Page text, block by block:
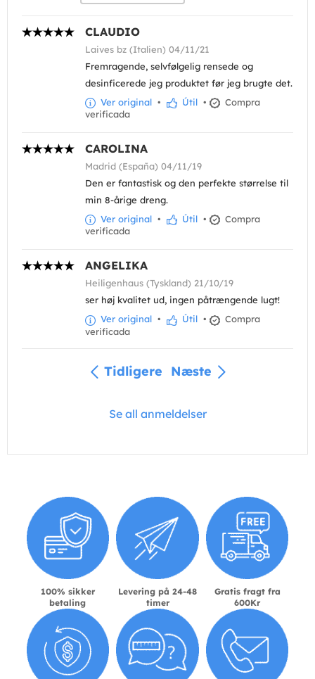
CLAUDIO
Laives bz (Italien) 04/11/21
Fremragende, selvfølgelig rensede og
desinficerede jeg produktet før jeg brugte det.
Ver original • Útil •
Compra
verificada
CAROLINA
Madrid (España) 04/11/19
Den er fantastisk og den perfekte størrelse til
min 8-årige dreng.
Ver original • Útil •
Compra
verificada
ANGELIKA
Heiligenhaus (Tyskland) 21/10/19
ser høj kvalitet ud, ingen påtrængende lugt!
Ver original • Útil •
Compra
verificada
Tidligere Næste
Se all anmeldelser
100% sikker
betaling
Levering på 24-48
timer
Gratis fragt fra
600Kr